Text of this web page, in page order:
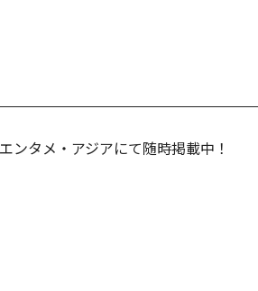
タメ・アジアにて随時掲載中！